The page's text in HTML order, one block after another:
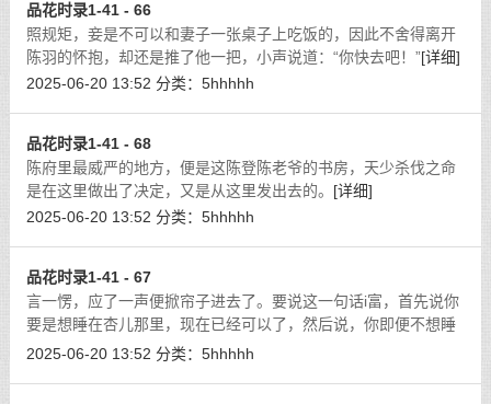
品花时录1-41 - 66
照规矩，妾是不可以和妻子一张桌子上吃饭的，因此不舍得离开
陈羽的怀抱，却还是推了他一把，小声说道：“你快去吧！”[详细]
2025-06-20 13:52 分类： 5hhhhh
品花时录1-41 - 68
陈府里最威严的地方，便是这陈登陈老爷的书房，天少杀伐之命
是在这里做出了决定，又是从这里发出去的。 [详细]
2025-06-20 13:52 分类： 5hhhhh
品花时录1-41 - 67
言一愣，应了一声便掀帘子进去了。要说这一句话i富，首先说你
要是想睡在杏儿那里，现在已经可以了，然后说，你即便不想睡
在那里，也该先过去看看才是。这话的落脚点便在该过去看看，
2025-06-20 13:52 分类： 5hhhhh